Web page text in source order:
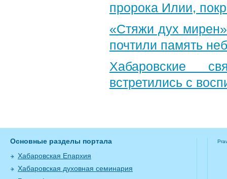
пророка Илии,
«Стяжи дух
почтили память
Хабаровские
встретились с
Основные разделы портала
Хабаровская Епархия
Хабаровская духовная семинария